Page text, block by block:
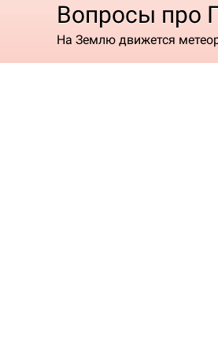
Вопросы про
На Землю движется